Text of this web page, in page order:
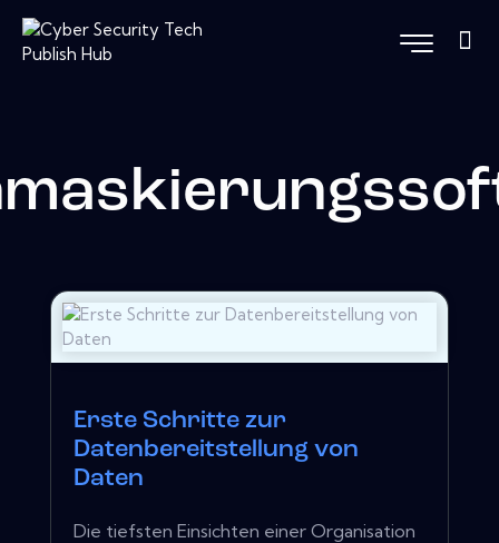
Erste Schritte zur
Datenbereitstellung von
Daten
Die tiefsten Einsichten einer Organisation